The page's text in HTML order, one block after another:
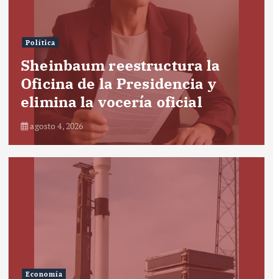
Política
Sheinbaum reestructura la
Oficina de la Presidencia y
elimina la vocería oficial
agosto 4, 2026
Economía